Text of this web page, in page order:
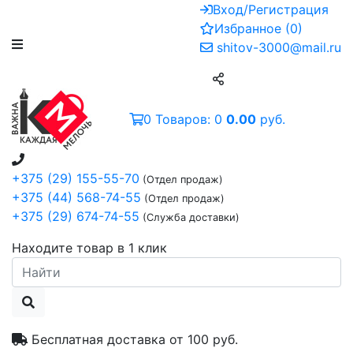
Вход/Регистрация
Избранное (0)
shitov-3000@mail.ru
+375 (29) 155-55-70 (Отдел продаж)
+375 (44) 568-74-55 (Отдел продаж)
+375 (29) 674-74-55 (Служба доставки)
Находите товар в 1 клик
Бесплатная доставка от 100 руб.
0 Товаров: 0 0.00 руб.